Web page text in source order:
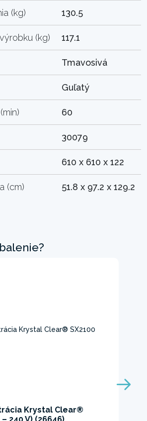
(kg) 130.5
(kg) 117.1
Tmavosivá
Guľatý
60
30079
610 x 610 x 122
(cm) 51.8 x 97.2 x 129.2
Krystal Clear®